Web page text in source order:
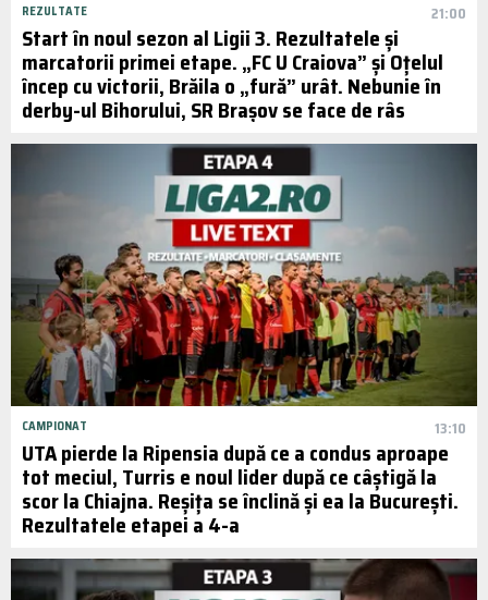
REZULTATE 21:00
Start în noul sezon al Ligii 3. Rezultatele și
marcatorii primei etape. „FC U Craiova” și Oțelul
încep cu victorii, Brăila o „fură” urât. Nebunie în
derby-ul Bihorului, SR Brașov se face de râs
CAMPIONAT 13:10
UTA pierde la Ripensia după ce a condus aproape
tot meciul, Turris e noul lider după ce câștigă la
scor la Chiajna. Reșița se înclină și ea la București.
Rezultatele etapei a 4-a